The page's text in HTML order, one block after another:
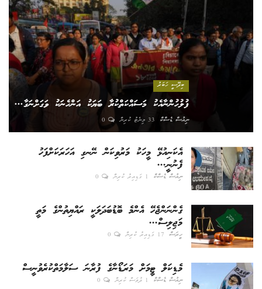
ބިދޭސީ ހަބަރު
ފުލުހުންނާއެކު މަސައްކަތްކުރާ ބަޔަކު އަންހެނަކު ވަގަށްނަގާ...
ނިއުސް ޑެސްކް 33 މިނެޓު ކުރިން 0
އެކަނިއުޅޭ މީހަކު މަރުވިކަން ނޭނގި އަހަރަކަށްފަހު
ފެނުނީ...
ނިއުސް ޑެސްކް 1 ގަޑިއިރު ކުރިން 0
ގެންނަންޖެހޭ އެންމެ ބޮޑުބަދަލަކީ ރައްޔިތުންގެ މަތީ
މަޖިލިސް...
ހީރަސް 17 ގަޑިއިރު ކުރިން 0
މެޑިކަލް ޓީމަށް މަރަޑޯނާގެ ފުރާނަ ސަލާމަތްކުރެވުނީސް
ނިއުސް ޑެސްކް 1 ދުވަސް ކުރިން 0